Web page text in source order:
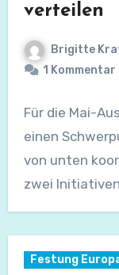
verteilen
Brigitte
1 Kommentar
Für die Mai-
einen
von unten
zwei
Festung